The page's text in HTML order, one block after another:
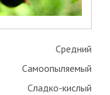
Средний
Самоопыляемый
Сладко-кислый